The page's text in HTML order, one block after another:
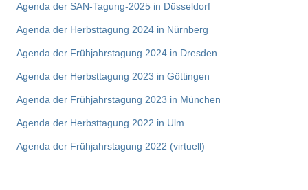
Agenda der SAN-Tagung-2025 in Düsseldorf
Agenda der Herbsttagung 2024 in Nürnberg
Agenda der Frühjahrstagung 2024 in Dresden
Agenda der Herbsttagung 2023 in Göttingen
Agenda der Frühjahrstagung 2023 in München
Agenda der Herbsttagung 2022 in Ulm
Agenda der Frühjahrstagung 2022 (virtuell)